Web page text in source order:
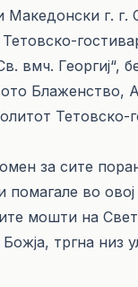
г. г.
вмч. Георгиј“,
Блаженство,
Тетовско-
за сите
во
мошти на
тргна низ